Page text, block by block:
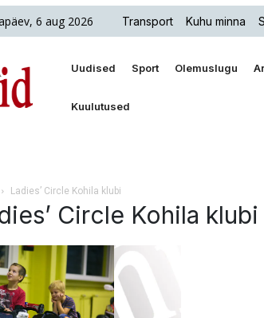
6 aug 2026 Transport Kuhu minna
Uudised Sport Olemuslugu
Kuulutused
Ladies’ Circle Kohila klubi
Circle Kohila klubi